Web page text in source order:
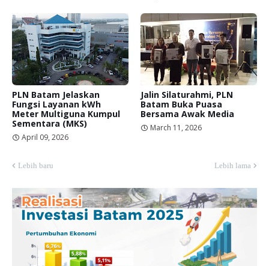
PLN Batam Jelaskan
Fungsi Layanan kWh
Meter Multiguna Kumpul
Sementara (MKS)
April 09, 2026
Jalin Silaturahmi, PLN
Batam Buka Puasa
Bersama Awak Media
March 11, 2026
Lebih baru Lebih lama